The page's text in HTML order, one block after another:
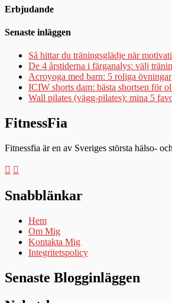
Erbjudande
Senaste inläggen
Så hittar du träningsglädje när
De 4 årstiderna i färganalys: välj
Acroyoga med barn: 5 roliga övningar
ICIW shorts dam: bästa shortsen för
Wall pilates (vägg-pilates): mina 5
FitnessFia
Fitnessfia är en av Sveriges största hälso-
Snabblänkar
Hem
Om Mig
Kontakta Mig
Integritetspolicy
Senaste Blogginläggen